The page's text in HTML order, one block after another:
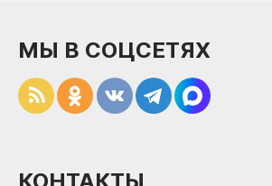
МЫ В СОЦСЕТЯХ